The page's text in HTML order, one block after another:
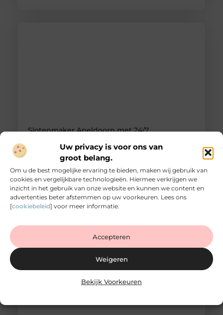
Uw privacy is voor ons van
groot belang.
Om u de best mogelijke ervaring te bieden, maken wij gebruik van
cookies en vergelijkbare technologieën. Hiermee verkrijgen we
inzicht in het gebruik van onze website en kunnen we content en
advertenties beter afstemmen op uw voorkeuren. Lees ons
[cookiebeleid] voor meer informatie.
Accepteren
Weigeren
Bekijk Voorkeuren
Slotenmaker Apeldoorn met 24/7
Goed artikel? Deel hem dan op: Share on X (Twitter)
Share on Facebook Share on Pinterest Share on
LinkedIn Share on Email Wat doet een
slotenmaker en waarom is vakwerk belangrijk?
Een goed werkend slot is essentieel voor de
veiligheid van je woning of bedrijfspand. Toch
merk je vaak pas hoe belangrijk dit is wanneer je